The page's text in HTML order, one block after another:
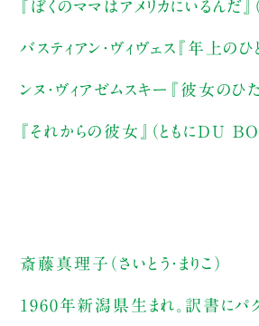
『ぼくのママはアメリカにいるんだ』
バスティアン・ヴィヴェス『年上のひと
ンヌ・ヴィアゼムスキー『彼女のひ
『それからの彼女』（ともにDU
斎藤真理子（さいとう・まりこ）
1960年新潟県生まれ。訳書にパク